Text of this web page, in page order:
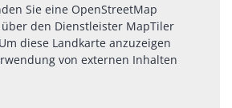
Sie eine OpenStreetMap
den Dienstleister MapTiler
diese Landkarte anzuzeigen
von externen Inhalten